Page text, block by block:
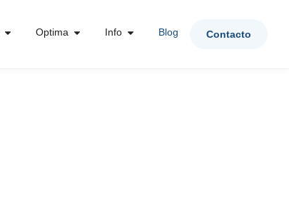
Optima Info Blog Contacto